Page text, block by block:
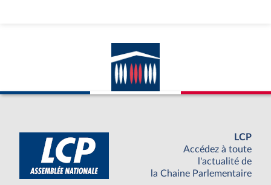
LCP
Accédez à toute
l'actualité de
la Chaine Parlementaire